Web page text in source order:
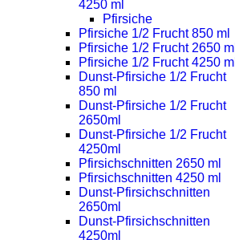
4250 ml
Pfirsiche
Pfirsiche 1/2 Frucht 850 ml
Pfirsiche 1/2 Frucht 2650 ml
Pfirsiche 1/2 Frucht 4250 ml
Dunst-Pfirsiche 1/2 Frucht
850 ml
Dunst-Pfirsiche 1/2 Frucht
2650ml
Dunst-Pfirsiche 1/2 Frucht
4250ml
Pfirsichschnitten 2650 ml
Pfirsichschnitten 4250 ml
Dunst-Pfirsichschnitten
2650ml
Dunst-Pfirsichschnitten
4250ml